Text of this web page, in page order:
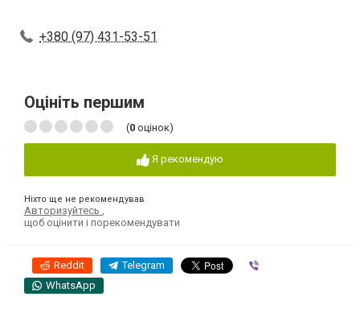
+380 (97) 431-53-51
Оцініть першим
(0 оцінок)
Я рекомендую
Ніхто ще не рекомендував
Авторизуйтесь
щоб оцінити і порекомендувати
Reddit Telegram
WhatsApp